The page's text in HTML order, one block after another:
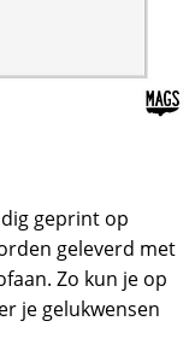
geprint op
geleverd met
Zo kun je op
je gelukwensen